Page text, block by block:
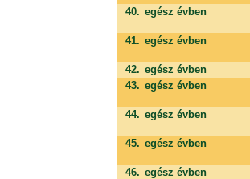
40. egész évben
41. egész évben
42. egész évben
43. egész évben
44. egész évben
45. egész évben
46. egész évben